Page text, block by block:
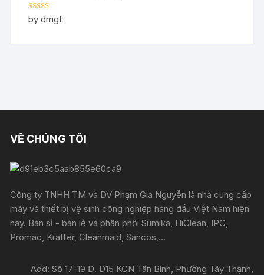
Rated5out
of 5
by dmgt
VỀ CHÚNG TÔI
Công ty TNHH TM và DV Phạm Gia Nguyễn là nhà cung cấp
máy và thiết bị vệ sinh công nghiệp hàng đầu Việt Nam hiện
nay. Bán sỉ - bán lẻ và phân phối Sumika, HiClean, IPC,
Promac, Kraffer, Cleanmaid, Sancos,...
Add: Số 17-19 Đ. D15 KCN Tân Bình, Phường Tây Thạnh,